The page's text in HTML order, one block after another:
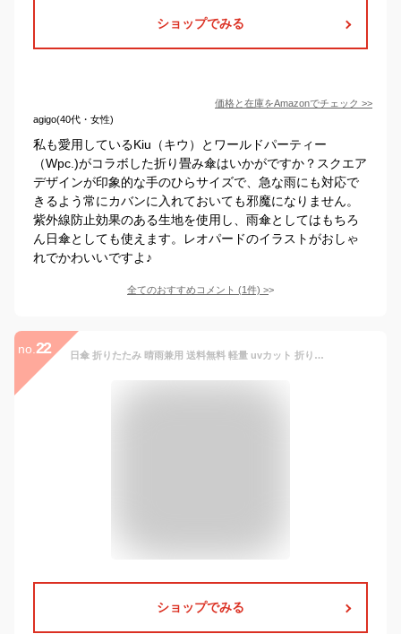
ショップでみる
価格と在庫をAmazonでチェック >>
agigo(40代・女性)
私も愛用しているKiu（キウ）とワールドパーティー
（Wpc.)がコラボした折り畳み傘はいかがですか？スクエア
デザインが印象的な手のひらサイズで、急な雨にも対応で
きるよう常にカバンに入れておいても邪魔になりません。
紫外線防止効果のある生地を使用し、雨傘としてはもちろ
ん日傘としても使えます。レオパードのイラストがおしゃ
れでかわいいですよ♪
全てのおすすめコメント (1件) >
no. 22 日傘 折りたたみ 晴雨兼用 送料無料 軽量 uvカット 折り畳み傘 UPF50+ UVカット率99.9%以上 100％ 遮光 遮熱 完全遮光 折り畳み かさ 傘 日傘 アイボリー/ドット かわいい レディース 母の日 ギフト プレゼント
ショップでみる